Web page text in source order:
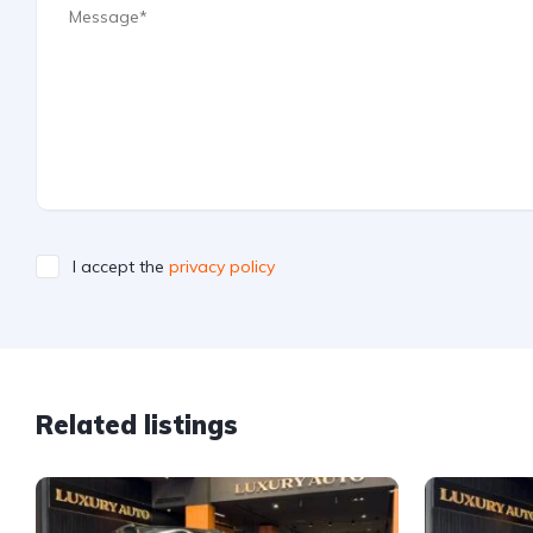
I accept the privacy policy
Related listings